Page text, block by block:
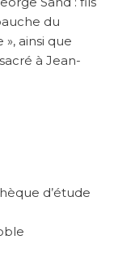
du
ainsi que
à Jean-
d’étude